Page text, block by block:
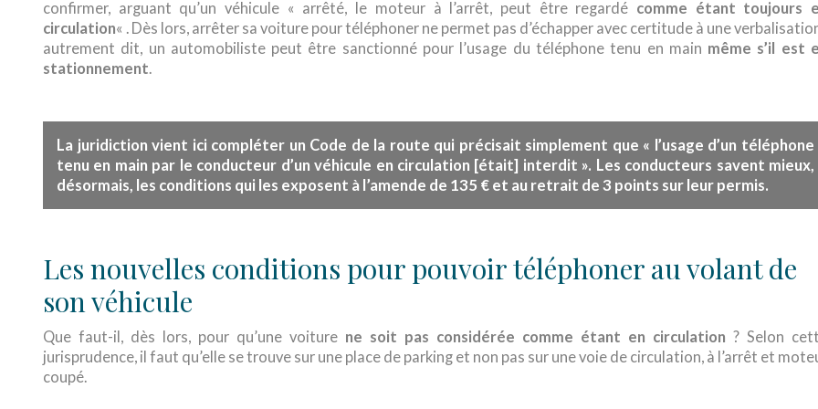
confirmer, arguant qu’un véhicule « arrêté, le moteur à l’arrêt, peut être regardé comme étant toujours
circulation« . Dès lors, arrêter sa voiture pour téléphoner ne permet pas d’échapper avec certitude à une
autrement dit, un automobiliste peut être sanctionné pour l’usage du téléphone tenu en main même s’il est
stationnement.
La juridiction vient ici compléter un Code de la route qui précisait simplement que « l’usage d’un téléphone
tenu en main par le conducteur d’un véhicule en circulation [était] interdit ». Les conducteurs savent mieux,
désormais, les conditions qui les exposent à l’amende de 135 € et au retrait de 3 points sur leur permis.
Les nouvelles conditions pour pouvoir téléphoner au volant de
son véhicule
Que faut-il, dès lors, pour qu’une voiture ne soit pas considérée comme étant en circulation ? Selon
jurisprudence, il faut qu’elle se trouve sur une place de parking et non pas sur une voie de circulation, à l’arrêt et
coupé.